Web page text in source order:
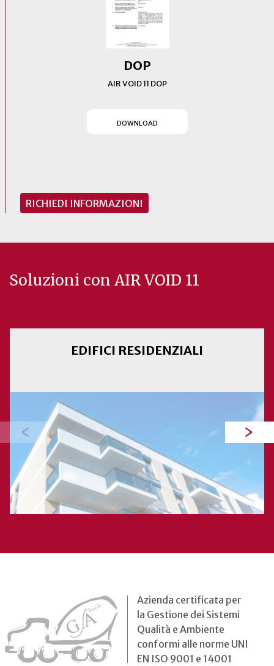
DOP
AIR VOID 11 DOP
DOWNLOAD
RICHIEDI INFORMAZIONI
Soluzioni con AIR VOID 11
EDIFICI RESIDENZIALI
‹ ›
Azienda certificata per
la Gestione dei Sistemi
Qualità e Ambiente
conformi alle norme UNI
EN ISO 9001 e 14001